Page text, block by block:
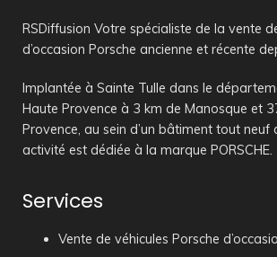
RSDiffusion Votre spécialiste de la vente
d’occasion Porsche ancienne et récente
Implantée à Sainte Tulle dans le
Haute Provence à 3 km de Manosque et
Provence, au sein d’un bâtiment tout neuf
activité est dédiée à la marque PORSCHE.
Services
Vente de véhicules Porsche